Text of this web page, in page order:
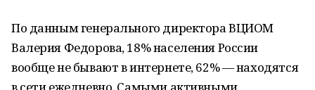
По данным генерального директора ВЦИОМ
Валерия Федорова, 18% населения России
вообще не бывают в интернете, 62% — находятся